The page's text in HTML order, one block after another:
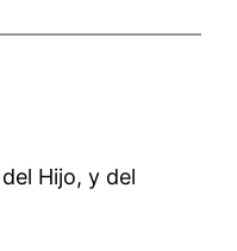
Hijo, y del